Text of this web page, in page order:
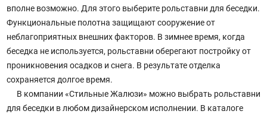
вполне возможно. Для этого выберите рольставни для беседки.
Функциональные полотна защищают сооружение от
неблагоприятных внешних факторов. В зимнее время, когда
беседка не используется, рольставни оберегают постройку от
проникновения осадков и снега. В результате отделка
сохраняется долгое время.
В компании «Стильные Жалюзи» можно выбрать рольставни
для беседки в любом дизайнерском исполнении. В каталоге